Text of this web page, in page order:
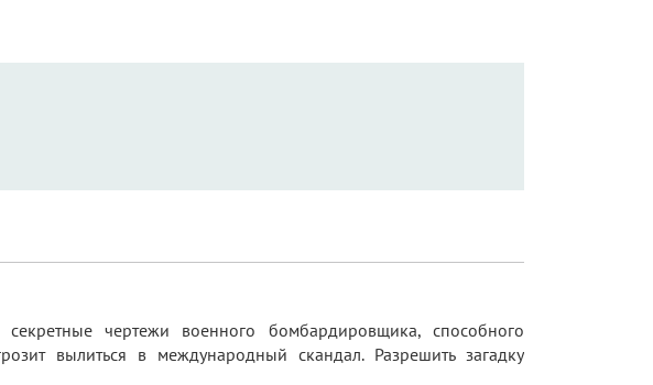
чертежи военного бомбардировщика, способного
вылиться в международный скандал. Разрешить загадку